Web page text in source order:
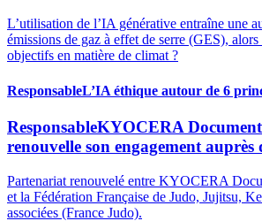
L’utilisation de l’IA générative entraîne une
émissions de gaz à effet de serre (GES),
objectifs en matière de climat ?
ResponsableL’IA éthique autour de 6
ResponsableKYOCERA
renouvelle son engagement auprès
Partenariat renouvelé entre KYOCERA
et la Fédération Française de Judo, Jujitsu,
associées (France Judo).